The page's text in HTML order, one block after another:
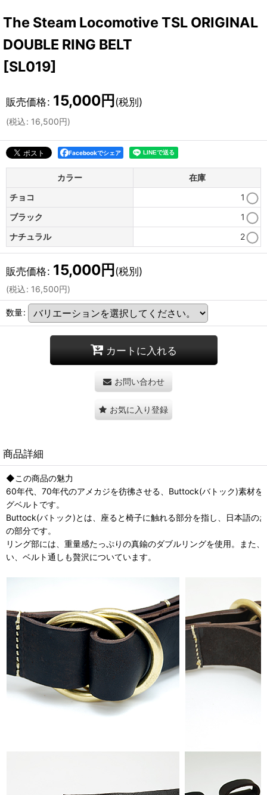
The Steam Locomotive TSL ORIGINAL
DOUBLE RING BELT
[SL019]
販売価格: 15,000円 (税別)
(税込: 16,500円)
Facebookでシェア
カラー
在庫
チョコ
1
ブラック
1
ナチュラル
2
販売価格: 15,000円 (税別)
(税込: 16,500円)
数量:
カートに入れる
お問い合わせ
お気に入り登録
商品詳細
◆この商品の魅力
60年代、70年代のアメカジを彷彿させる、Buttock(バトック)素材を
グベルトです。
Buttock(バトック)とは、座ると椅子に触れる部分を指し、日本語の
の部分です。
リング部には、重量感たっぷりの真鍮のダブルリングを使用。また
い、ベルト通しも贅沢についています。